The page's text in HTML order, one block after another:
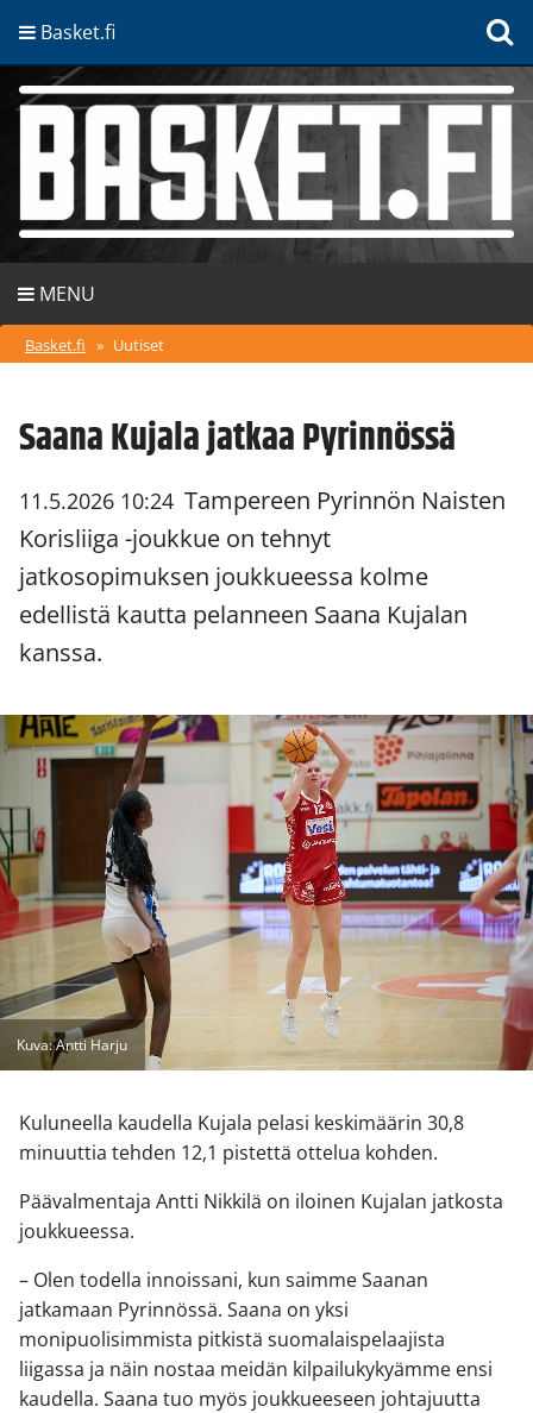
Basket.fi
MENU
Basket.fi » Uutiset
Saana Kujala jatkaa Pyrinnössä
11.5.2026 10:24 Tampereen Pyrinnön Naisten
Korisliiga -joukkue on tehnyt
jatkosopimuksen joukkueessa kolme
edellistä kautta pelanneen Saana Kujalan
kanssa.
Kuva: Antti Harju
Kuluneella kaudella Kujala pelasi keskimäärin 30,8
minuuttia tehden 12,1 pistettä ottelua kohden.
Päävalmentaja Antti Nikkilä on iloinen Kujalan jatkosta
joukkueessa.
– Olen todella innoissani, kun saimme Saanan
jatkamaan Pyrinnössä. Saana on yksi
monipuolisimmista pitkistä suomalaispelaajista
liigassa ja näin nostaa meidän kilpailukykyämme ensi
kaudella. Saana tuo myös joukkueeseen johtajuutta